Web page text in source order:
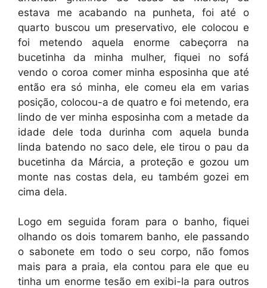
estava me acabando na punheta, foi até o
quarto buscou um preservativo, ele colocou e
foi metendo aquela enorme cabeçorra na
bucetinha da minha mulher, fiquei no sofá
vendo o coroa comer minha esposinha que até
então era só minha, ele comeu ela em varias
posição, colocou-a de quatro e foi metendo, era
lindo de ver minha esposinha com a metade da
idade dele toda durinha com aquela bunda
linda batendo no saco dele, ele tirou o pau da
bucetinha da Márcia, a proteção e gozou um
monte nas costas dela, eu também gozei em
cima dela.
Logo em seguida foram para o banho, fiquei
olhando os dois tomarem banho, ele passando
o sabonete em todo o seu corpo, não fomos
mais para a praia, ela contou para ele que eu
tinha um enorme tesão em exibi-la para outros